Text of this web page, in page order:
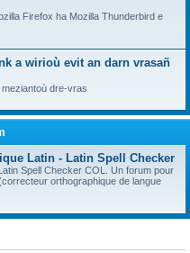
Firefox ha Mozilla Thunderbird e
a wirioù evit an darn vrasañ
dre-vras
Latin - Latin Spell Checker
Spell Checker COL. Un forum pour
orthographique de langue